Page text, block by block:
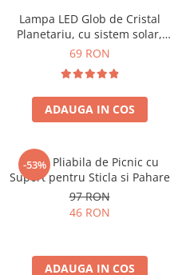
Lampa LED Glob de Cristal
Planetariu, cu sistem solar,
cadou captivant
69 RON
ADAUGA IN COS
-53%
Masa Pliabila de Picnic cu
Suport pentru Sticla si Pahare
97 RON
46 RON
ADAUGA IN COS